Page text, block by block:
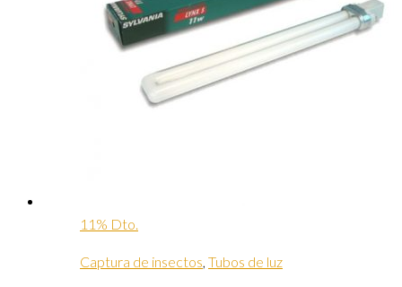
11% Dto.
Captura de insectos Tubos de luz